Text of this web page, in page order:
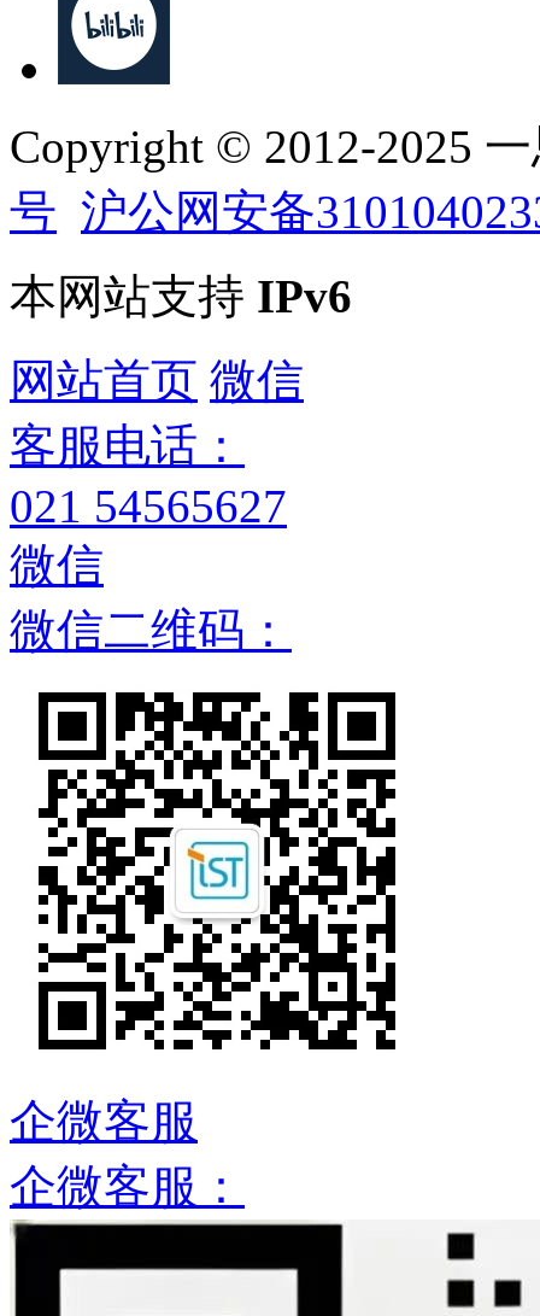
Copyright © 2012-2025
号 沪公网安备
本网站支持 IPv6
网站首页 微信
客服电话：
021 54565627
微信
微信二维码：
企微客服
企微客服：